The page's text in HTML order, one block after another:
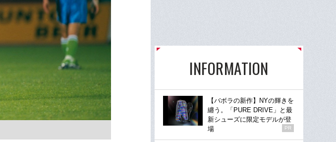
INFORMATION
【バボラの新作】NYの輝きを
纏う。「PURE DRIVE」と最
新シューズに限定モデルが登
場
PR